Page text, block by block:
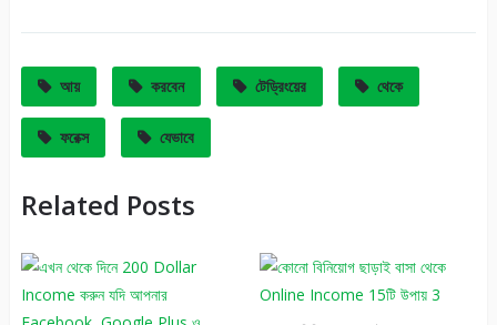
আয় করবেন টেড্রিংয়ের থেকে
ফরেক্স যেভাবে
Related Posts